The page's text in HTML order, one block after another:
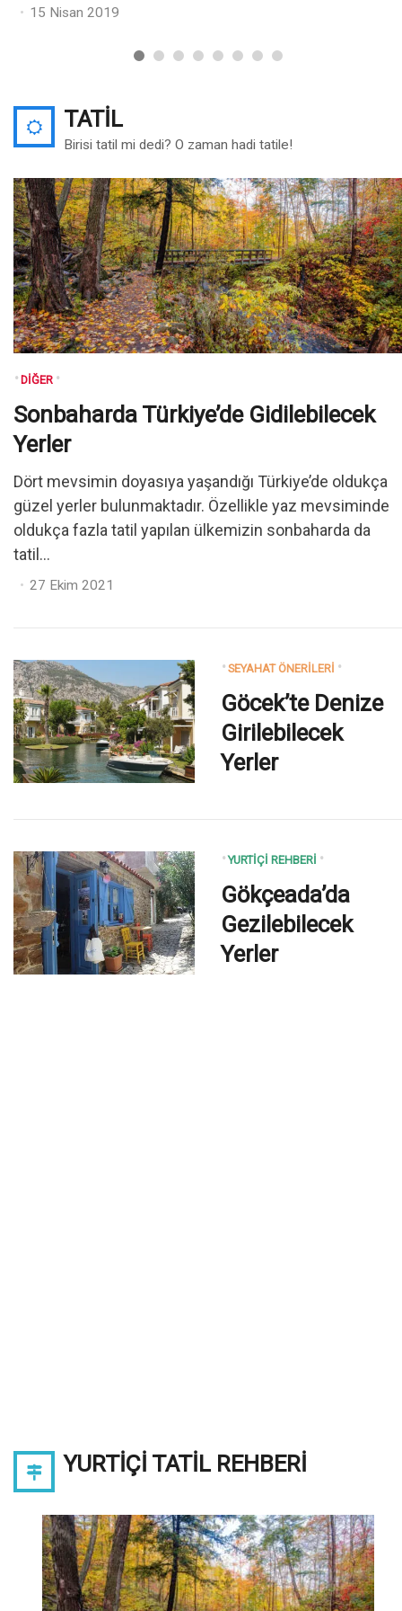
Posted
15 Nisan 2019
TATIL
Birisi tatil mi dedi? O zaman hadi tatile!
DIĞER
Sonbaharda Türkiye’de Gidilebilecek
Yerler
Dört mevsimin doyasıya yaşandığı Türkiye’de oldukça
güzel yerler bulunmaktadır. Özellikle yaz mevsiminde
oldukça fazla tatil yapılan ülkemizin sonbaharda da
tatil...
Posted
27 Ekim 2021
SEYAHAT ÖNERILERI
Göcek’te Denize
Girilebilecek
Yerler
YURTIÇI REHBERI
Gökçeada’da
Gezilebilecek
Yerler
YURTIÇI TATIL REHBERI